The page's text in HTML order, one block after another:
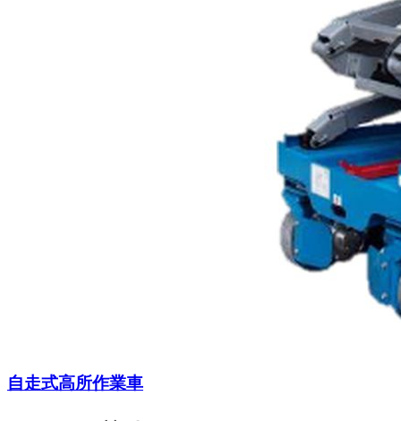
自走式高所作業車